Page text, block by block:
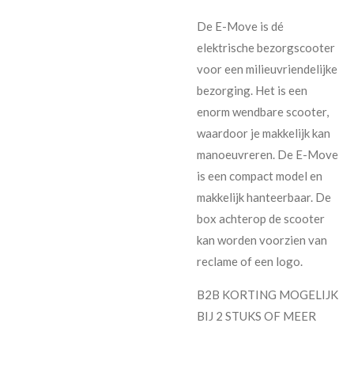
De E-Move is dé
elektrische bezorgscooter
voor een milieuvriendelijke
bezorging. Het is een
enorm wendbare scooter,
waardoor je makkelijk kan
manoeuvreren. De E-Move
is een compact model en
makkelijk hanteerbaar. De
box achterop de scooter
kan worden voorzien van
reclame of een logo.
B2B KORTING MOGELIJK
BIJ 2 STUKS OF MEER